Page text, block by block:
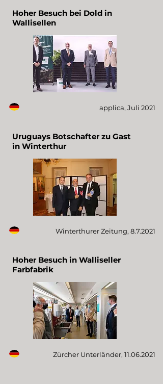
Hoher Besuch bei Dold in
Wallisellen
applica, Juli 2021
Uruguays Botschafter zu Gast
in Winterthur
Winterthurer Zeitung, 8.7.2021
Hoher Besuch in Walliseller
Farbfabrik
Zürcher Unterländer, 11.06.2021